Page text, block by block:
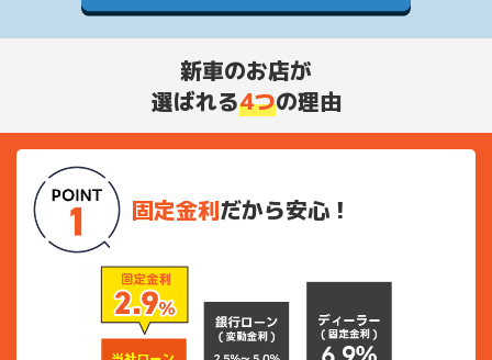
新車のお店が
選ばれる4つの理由
固定金利だから安心！